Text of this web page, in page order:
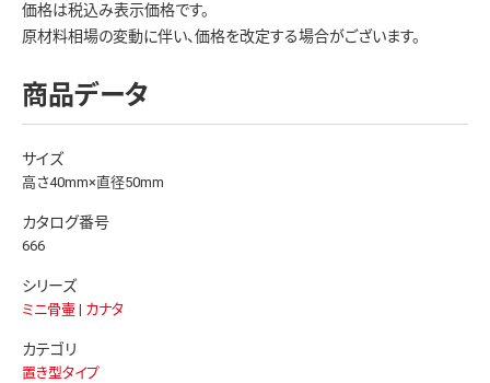
価格は税込み表示価格です。
原材料相場の変動に伴い、価格を改定する場合がございます。
商品データ
サイズ
高さ40mm×直径50mm
カタログ番号
666
シリーズ
ミニ骨壷 | カナタ
カテゴリ
置き型タイプ